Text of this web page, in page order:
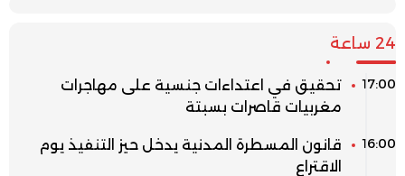
24 ساعة
17:00
تحقيق في اعتداءات جنسية على مهاجرات
مغربيات قاصرات بسبتة
16:00
قانون المسطرة المدنية يدخل حيز التنفيذ يوم
الاقتراع